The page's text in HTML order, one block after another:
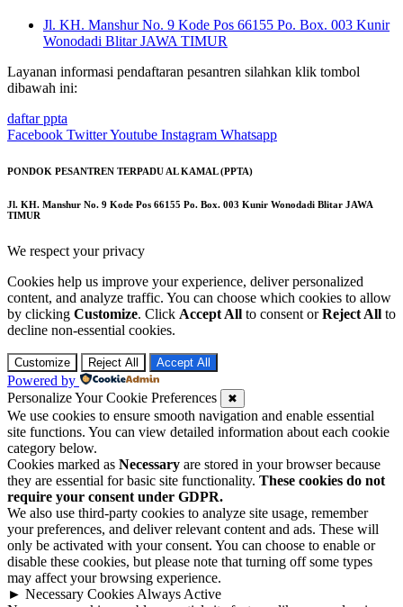
Jl. KH. Manshur No. 9 Kode Pos 66155 Po. Box. 003 Kunir
Wonodadi Blitar JAWA TIMUR
Layanan informasi pendaftaran pesantren silahkan klik tombol
dibawah ini:
daftar ppta
Facebook TwitterYoutube Instagram Whatsapp
PONDOK PESANTREN TERPADU AL KAMAL (PPTA)
Jl. KH. Manshur No. 9 Kode Pos 66155 Po. Box. 003 Kunir Wonodadi Blitar JAWA
TIMUR
We respect your privacy
Cookies help us improve your experience, deliver personalized
content, and analyze traffic. You can choose which cookies to allow
by clicking Customize. Click Accept All to consent orReject All to
decline non-essential cookies.
Customize Reject All Accept All
Powered by
Personalize Your Cookie Preferences
✖
We use cookies to ensure smooth navigation and enable essential
site functions. You can view detailed information about each cookie
category below.
Cookies marked as Necessary are stored in your browser because
they are essential for basic site functionality. These cookies do not
require your consent under GDPR.
We also use third-party cookies to analyze site usage, remember
your preferences, and deliver relevant content and ads. These will
only be activated with your consent. You can choose to enable or
disable these cookies, but please note that turning off some types
may affect your browsing experience.
► Necessary Cookies Always Active